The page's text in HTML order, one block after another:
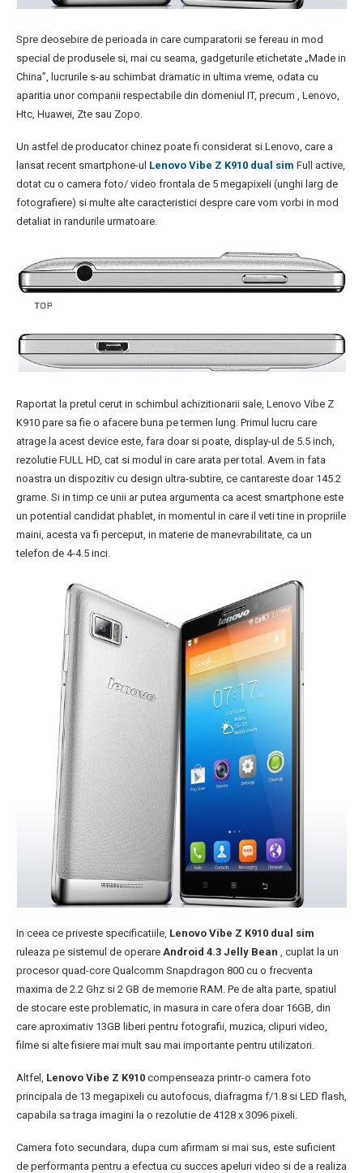
Spre deosebire de perioada in care cumparatorii se fereau in mod
special de produsele si, mai cu seama, gadgeturile etichetate „Made in
China”, lucrurile s-au schimbat dramatic in ultima vreme, odata cu
aparitia unor companii respectabile din domeniul IT, precum , Lenovo,
Htc, Huawei, Zte sau Zopo.
Un astfel de producator chinez poate fi considerat si Lenovo, care a
lansat recent smartphone-ul Lenovo Vibe Z K910 dual sim Full active,
dotat cu o camera foto/ video frontala de 5 megapixeli (unghi larg de
fotografiere) si multe alte caracteristici despre care vom vorbi in mod
detaliat in randurile urmatoare.
Raportat la pretul cerut in schimbul achizitionarii sale, Lenovo Vibe Z
K910 pare sa fie o afacere buna pe termen lung. Primul lucru care
atrage la acest device este, fara doar si poate, display-ul de 5.5 inch,
rezolutie FULL HD, cat si modul in care arata per total. Avem in fata
noastra un dispozitiv cu design ultra-subtire, ce cantareste doar 145.2
grame. Si in timp ce unii ar putea argumenta ca acest smartphone este
un potential candidat phablet, in momentul in care il veti tine in propriile
maini, acesta va fi perceput, in materie de manevrabilitate, ca un
telefon de 4-4.5 inci.
In ceea ce priveste specificatiile, Lenovo Vibe Z K910 dual sim
ruleaza pe sistemul de operare Android 4.3 Jelly Bean , cuplat la un
procesor quad-core Qualcomm Snapdragon 800 cu o frecventa
maxima de 2.2 Ghz si 2 GB de memorie RAM. Pe de alta parte, spatiul
de stocare este problematic, in masura in care ofera doar 16GB, din
care aproximativ 13GB liberi pentru fotografii, muzica, clipuri video,
filme si alte fisiere mai mult sau mai importante pentru utilizatori.
Altfel, Lenovo Vibe Z K910 compenseaza printr-o camera foto
principala de 13 megapixeli cu autofocus, diafragma f/1.8 si LED flash,
capabila sa traga imagini la o rezolutie de 4128 x 3096 pixeli.
Camera foto secundara, dupa cum afirmam si mai sus, este suficient
de performanta pentru a efectua cu succes apeluri video si de a realiza